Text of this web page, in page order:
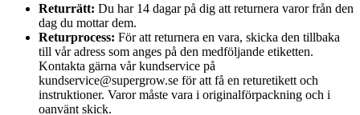
Returrätt: Du har 14 dagar på dig att returnera varor från den
dag du mottar dem.
Returprocess: För att returnera en vara, skicka den tillbaka
till vår adress som anges på den medföljande etiketten.
Kontakta gärna vår kundservice på
kundservice@supergrow.se för att få en returetikett och
instruktioner. Varor måste vara i originalförpackning och i
oanvänt skick.